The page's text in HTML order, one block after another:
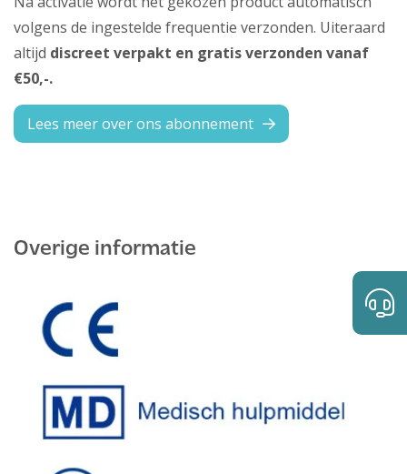
volgens de ingestelde frequentie verzonden. Uiteraard
altijd discreet verpakt en gratis verzonden vanaf
€50,-.
Lees meer over ons abonnement
Overige informatie